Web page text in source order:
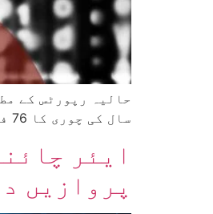
سال کی چوری کا 76 فیصد حصہ شامل ہے۔ اپریل میں دو ڈی فائی پلیٹ فارمز سے 577 ملین ڈالر کی رقم نکالنا اس خطرے کی شدت کو […]
پروازیں